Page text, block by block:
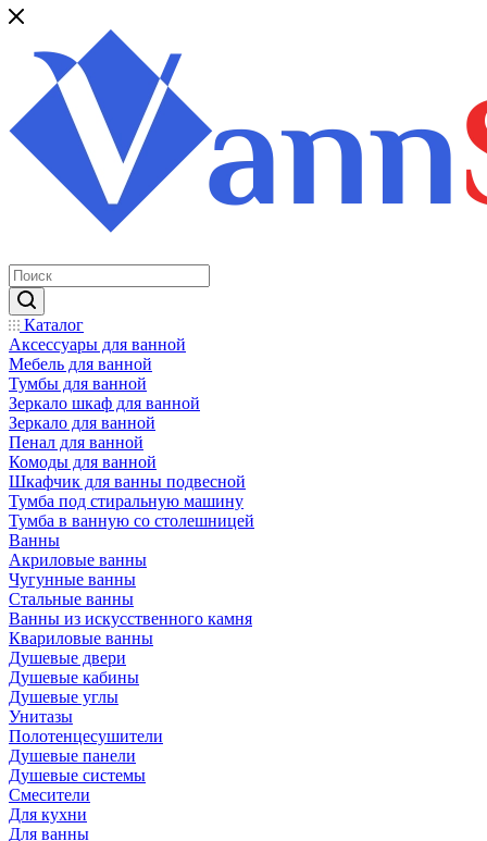
Каталог
Аксессуары для ванной
Мебель для ванной
Тумбы для ванной
Зеркало шкаф для ванной
Зеркало для ванной
Пенал для ванной
Комоды для ванной
Шкафчик для ванны подвесной
Тумба под стиральную машину
Тумба в ванную со столешницей
Ванны
Акриловые ванны
Чугунные ванны
Стальные ванны
Ванны из искусственного камня
Квариловые ванны
Душевые двери
Душевые кабины
Душевые углы
Унитазы
Полотенцесушители
Душевые панели
Душевые системы
Смесители
Для кухни
Для ванны